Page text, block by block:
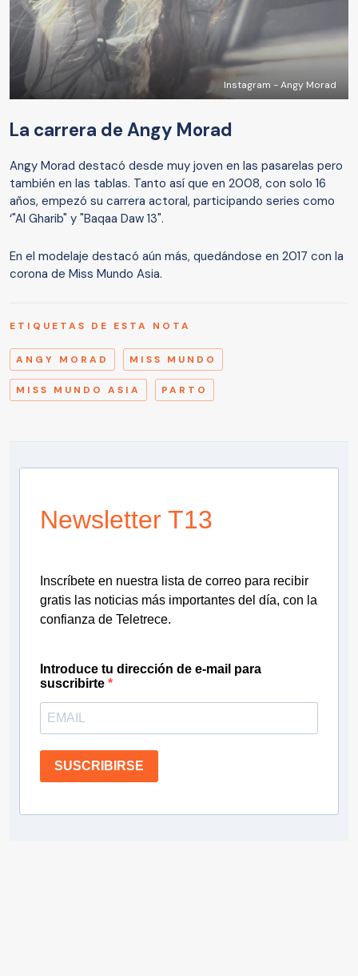
Instagram - Angy Morad
La carrera de Angy Morad
Angy Morad destacó desde muy joven en las pasarelas pero
también en las tablas. Tanto así que en 2008, con solo 16
años, empezó su carrera actoral, participando series como
‘"Al Gharib" y "Baqaa Daw 13".
En el modelaje destacó aún más, quedándose en 2017 con la
corona de Miss Mundo Asia.
ETIQUETAS DE ESTA NOTA
ANGY MORAD MISS MUNDO
MISS MUNDO ASIA PARTO
Newsletter T13
Inscríbete en nuestra lista de correo para recibir
gratis las noticias más importantes del día, con la
confianza de Teletrece.
Introduce tu dirección de e-mail para
suscribirte
SUSCRIBIRSE